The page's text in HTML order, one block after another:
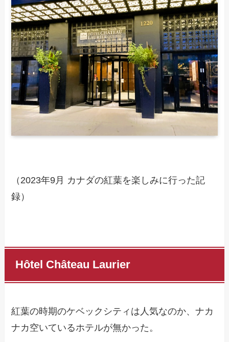
（2023年9月 カナダの紅葉を楽しみに行った記
録）
Hôtel Château Laurier
紅葉の時期のケベックシティは人気なのか、ナカ
ナカ空いているホテルが無かった。